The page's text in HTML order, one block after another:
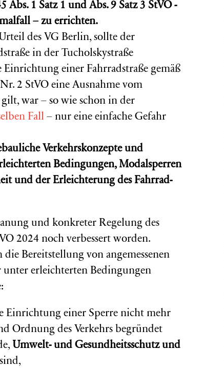
1 Satz 1 und Abs. 9 Satz 3 StVO -
– zu errichten.
des VG Berlin, sollte der
in der Tucholskystraße
einer Fahrradstraße gemäß
2 StVO eine Ausnahme vom
war – so wie schon in der
Fall – nur eine einfache Gefahr
Verkehrskonzepte und
Bedingungen, Modalsperren
und der Erleichterung des Fahrrad-
und konkreter Regelung des
2024 noch verbessert worden.
Bereitstellung von angemessenen
unter erleichterten Bedingungen
Einrichtung einer Sperre nicht mehr
Ordnung des Verkehrs begründet
Umwelt- und Gesundheitsschutz und